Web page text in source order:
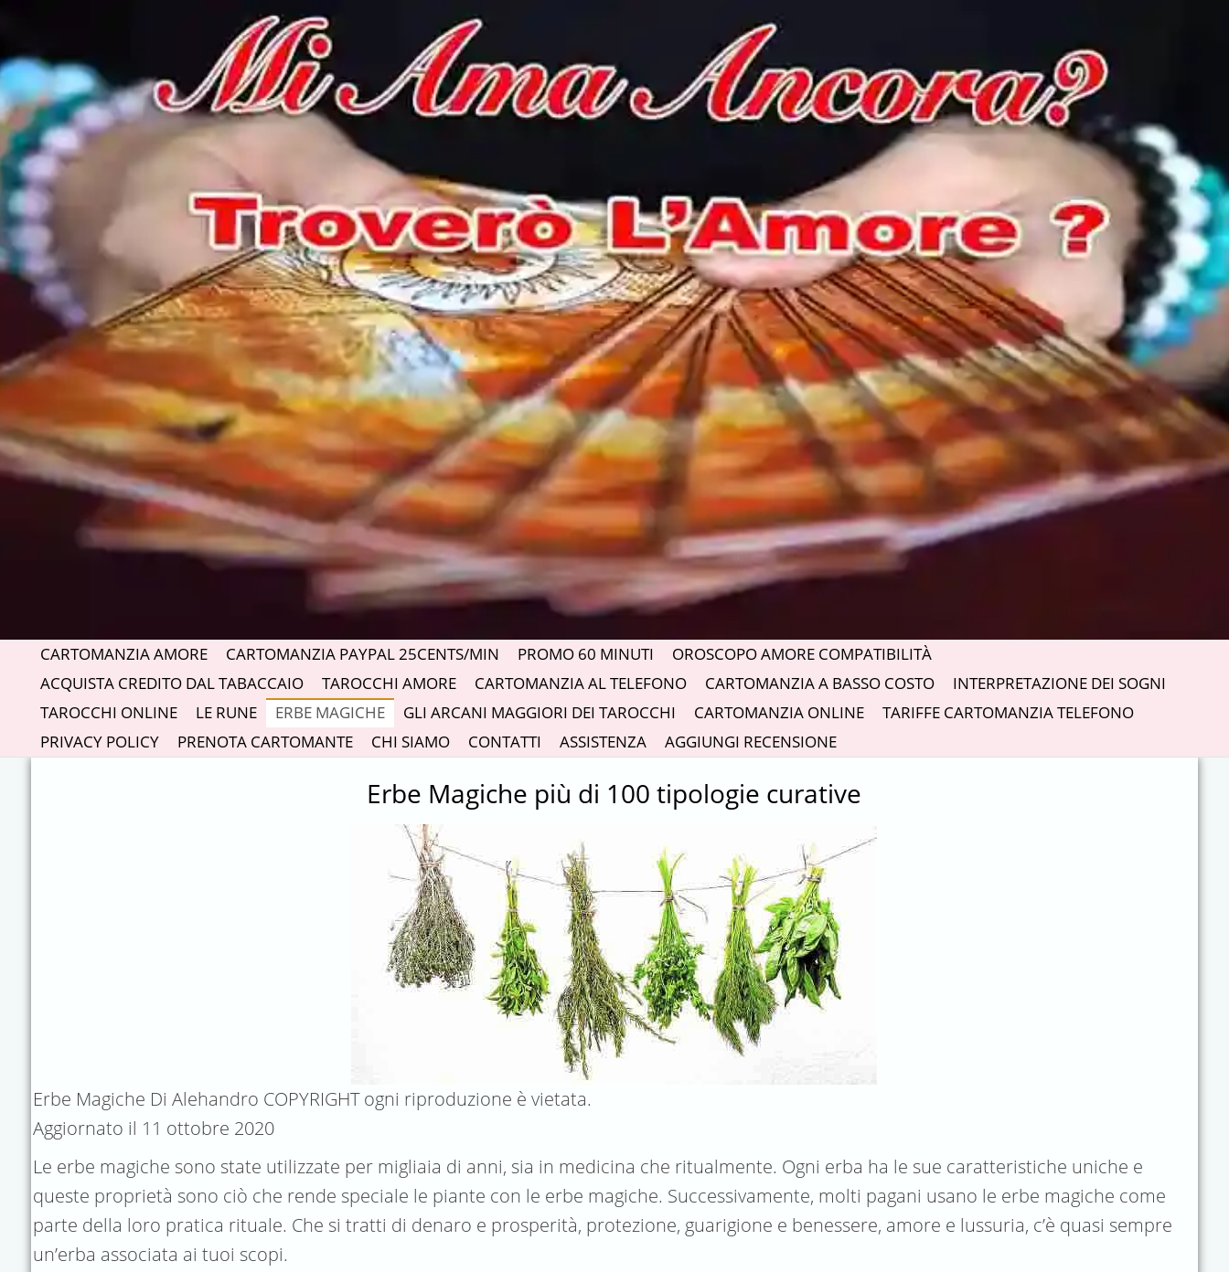
CARTOMANZIA AMORE
CARTOMANZIA AMORE CARTOMANZIA PAYPAL 25CENTS/MIN PROMO 60 MINUTI
OROSCOPO AMORE COMPATIBILITÀ
ACQUISTA CREDITO DAL TABACCAIO
TAROCCHI AMORE CARTOMANZIA AL TELEFONO CARTOMANZIA A BASSO COSTO
INTERPRETAZIONE DEI SOGNI
TAROCCHI ONLINE
LE RUNE ERBE MAGICHE GLI ARCANI MAGGIORI DEI TAROCCHI CARTOMANZIA ONLINE
TARIFFE CARTOMANZIA TELEFONO
PRIVACY POLICY
PRENOTA CARTOMANTE CHI SIAMO CONTATTI ASSISTENZA AGGIUNGI RECENSIONE
Erbe Magiche più di 100 tipologie curative
Erbe Magiche Di Alehandro COPYRIGHT ogni riproduzione è vietata.
Aggiornato il 11 ottobre 2020
Le erbe magiche sono state utilizzate per migliaia di anni, sia in medicina che ritualmente. Ogni erba ha le sue caratteristiche uniche e
queste proprietà sono ciò che rende speciale le piante con le erbe magiche. Successivamente, molti pagani usano le erbe magiche come
parte della loro pratica rituale. Che si tratti di denaro e prosperità, protezione, guarigione e benessere, amore e lussuria, c’è quasi sempre
un’erba associata ai tuoi scopi.